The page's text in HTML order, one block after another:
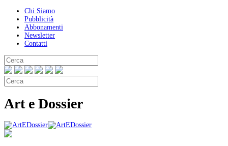
Chi Siamo
Pubblicità
Abbonamenti
Newsletter
Contatti
Art e Dossier